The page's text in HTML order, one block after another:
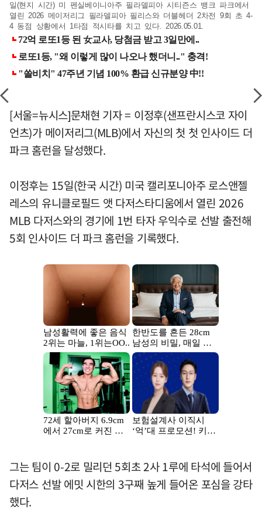
일(현지 시간) 미 펜실베이니아주 필라델피아 시티즌스 뱅크 파크에서
열린 2026 메이저리그 필라델피아 필리스와 더블헤더 2차전 9회 초 4-
4 동점 상황에서 1타점 적시타를 치고 있다. 2026.05.01.
[서울=뉴시스]문채현 기자 = 이정후(샌프란시스코 자이
언츠)가 메이저리그(MLB)에서 자신의 첫 첫 인사이드 더
파크 홈런을 달성했다.
이정후는 15일(한국 시간) 미국 캘리포니아주 로스앤젤
레스의 유니클로필드 앳 다저스타디움에서 열린 2026
MLB 다저스와의 경기에 1번 타자 우익수로 선발 출전해
5회 인사이드 더 파크 홈런을 기록했다.
그는 팀이 0-2로 밀리던 5회초 2사 1루에 타석에 들어서
다저스 선발 에밋 시한의 3구째 높게 들어온 포심을 강타
했다.